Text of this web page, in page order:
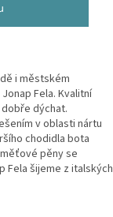
i městském
Fela. Kvalitní
dýchat.
v oblasti nártu
chodidla bota
pěny se
Fela šijeme z italských